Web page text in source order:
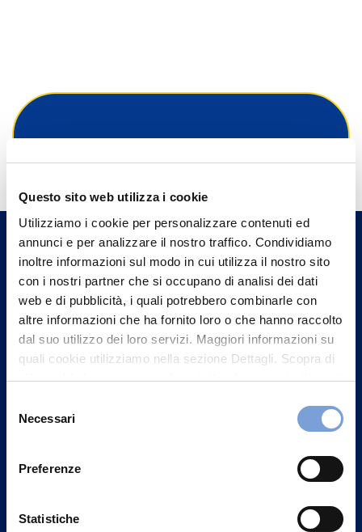
Questo sito web utilizza i cookie
Utilizziamo i cookie per personalizzare contenuti ed
annunci e per analizzare il nostro traffico. Condividiamo
inoltre informazioni sul modo in cui utilizza il nostro sito
con i nostri partner che si occupano di analisi dei dati
web e di pubblicità, i quali potrebbero combinarle con
altre informazioni che ha fornito loro o che hanno raccolto
dal suo utilizzo dei loro servizi. Maggiori informazioni su
quali cookie utilizziamo nella sezione Dettagli. Scopra di
più su chi siamo, come può contattarci e come trattiamo i
può trovare nel footer del sito nella sezione "Informativa
delNecessari
Preferenze
Statistiche
Trova l'Agenzia più vicina a te e parla con
un nostro Agente.
Contattaci
Vittoria Assicurazioni S.p.A.